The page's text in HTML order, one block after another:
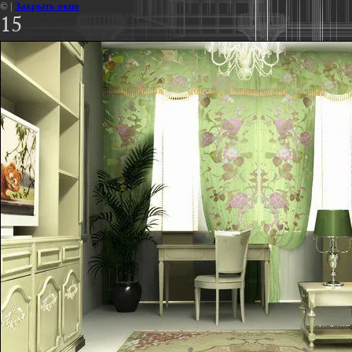
© | Закрыть окно
15